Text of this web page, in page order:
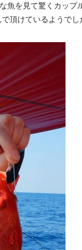
魚を見て驚くカップ
頂けているようでし